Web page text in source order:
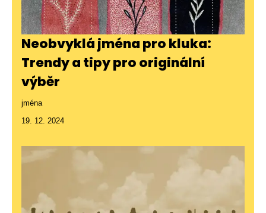
Neobvyklá jména pro kluka:
Trendy a tipy pro originální
výběr
jména
19. 12. 2024